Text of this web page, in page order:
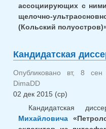
ассоциирующих с
щелочно-
(Кольский
Кандидатская
Опубликовано вт, 8
DimaDD
02 дек 2015 (ср)
Кандидатская
Михайловича